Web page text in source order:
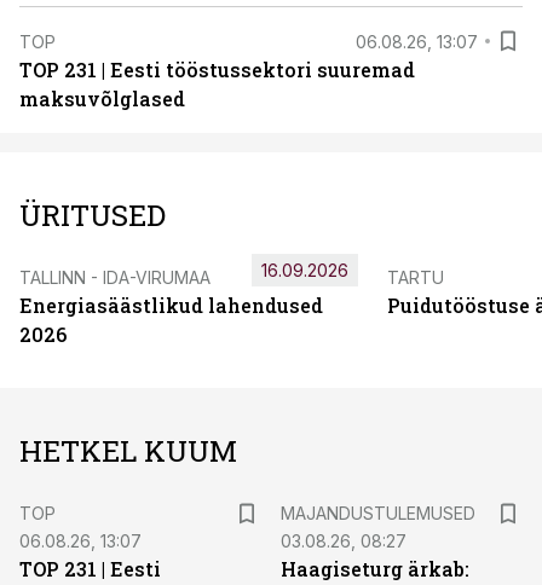
TOP 06.08.26, 13:07
TOP 231 | Eesti tööstussektori suuremad
maksuvõlglased
ÜRITUSED
TALLINN - IDA-VIRUMAA
Energiasäästlikud lahendused
2026
16.09.2026 TARTU
Puidutööstuse
HETKEL KUUM
TOP
06.08.26, 13:07
TOP 231 | Eesti
MAJANDUSTULEMUSED
03.08.26, 08:27
Haagiseturg ärkab: